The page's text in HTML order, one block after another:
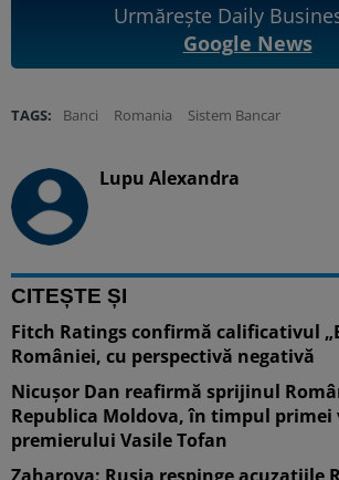
Urmărește Daily
Google News
TAGS: Banci Romania Sistem Bancar
Lupu Alexandra
CITEȘTE ȘI
Fitch Ratings confirmă calificativul
României, cu perspectivă negativă
Nicușor Dan reafirmă sprijinul
Republica Moldova, în timpul primei
premierului Vasile Tofan